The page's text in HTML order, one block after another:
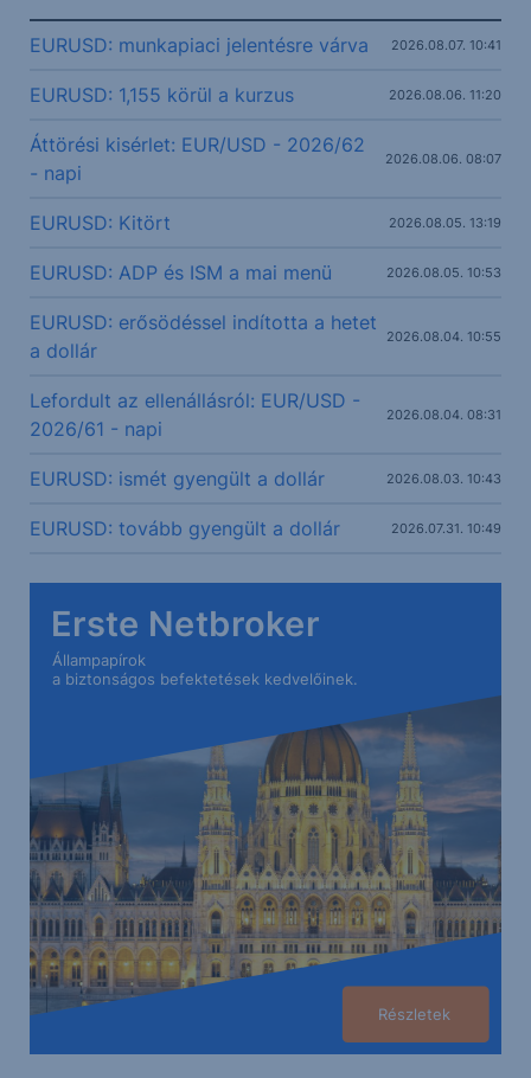
EURUSD: munkapiaci jelentésre várva 2026.08.07. 10:41
EURUSD: 1,155 körül a kurzus 2026.08.06. 11:20
Áttörési kisérlet: EUR/USD - 2026/62
- napi
2026.08.06. 08:07
EURUSD: Kitört 2026.08.05. 13:19
EURUSD: ADP és ISM a mai menü 2026.08.05. 10:53
EURUSD: erősödéssel indította a hetet
a dollár
2026.08.04. 10:55
Lefordult az ellenállásról: EUR/USD -
2026/61 - napi
2026.08.04. 08:31
EURUSD: ismét gyengült a dollár 2026.08.03. 10:43
EURUSD: tovább gyengült a dollár 2026.07.31. 10:49
Erste Netbroker
Állampapírok
a biztonságos befektetések kedvelőinek.
Részletek